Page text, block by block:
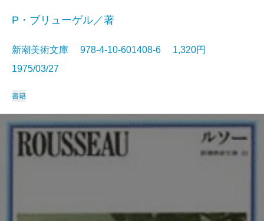
P・ブリューゲル／著
新潮美術文庫 978-4-10-601408-6 1,320円
1975/03/27
書籍